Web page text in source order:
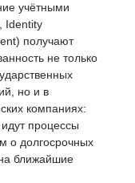
учётными
Identity
получают
не только
но и в
компаниях:
процессы
о долгосрочных
ближайшие